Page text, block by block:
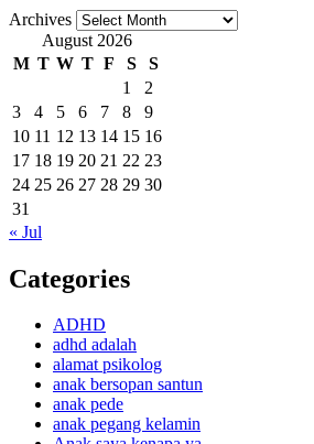
Archives
August 2026
M T W T F S
S
1
2
3
4 5 6 7 8
9
10 11 12 13 14 15 16
17 18 19 20 21 22 23
24 25 26 27 28 29 30
31
« Jul
Categories
ADHD
adhd adalah
alamat psikolog
anak bersopan santun
anak pede
anak pegang kelamin